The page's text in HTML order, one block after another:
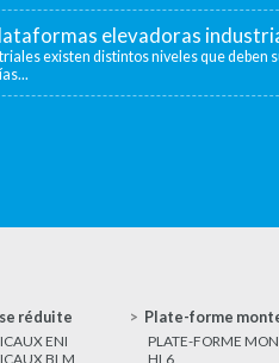
elevadoras
existen distintos niveles que deben
réduite
ENI
BLM
Plate-forme
PLATE-FORME
HL6